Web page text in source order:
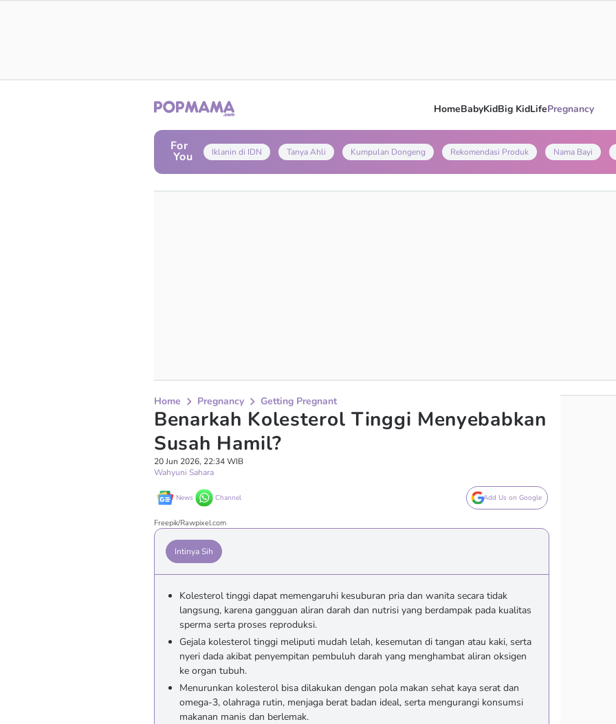
HomeBabyKidBig KidLifePregnancy
For
You Iklanin di IDN Tanya Ahli Kumpulan Dongeng Rekomendasi Produk Nama Bayi
Home Pregnancy Getting Pregnant
Benarkah Kolesterol Tinggi Menyebabkan
Susah Hamil?
20 Jun 2026, 22:34 WIB
Wahyuni Sahara
News Channel Add Us on Google
Freepik/Rawpixel.com
Intinya Sih
Kolesterol tinggi dapat memengaruhi kesuburan pria dan wanita secara tidak
langsung, karena gangguan aliran darah dan nutrisi yang berdampak pada kualitas
sperma serta proses reproduksi.
Gejala kolesterol tinggi meliputi mudah lelah, kesemutan di tangan atau kaki, serta
nyeri dada akibat penyempitan pembuluh darah yang menghambat aliran oksigen
ke organ tubuh.
Menurunkan kolesterol bisa dilakukan dengan pola makan sehat kaya serat dan
omega-3, olahraga rutin, menjaga berat badan ideal, serta mengurangi konsumsi
makanan manis dan berlemak.